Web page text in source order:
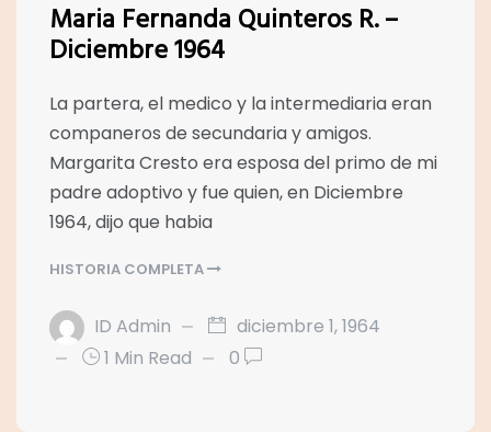
Maria Fernanda Quinteros R. –
Diciembre 1964
La partera, el medico y la intermediaria eran
companeros de secundaria y amigos.
Margarita Cresto era esposa del primo de mi
padre adoptivo y fue quien, en Diciembre
1964, dijo que habia
HISTORIA COMPLETA
ID Admin
diciembre 1, 1964
1 Min Read
0